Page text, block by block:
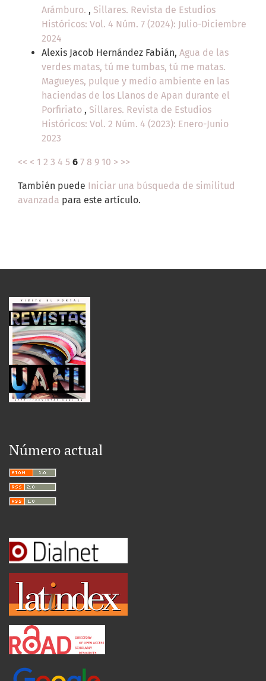
Arámburo. , Sillares. Revista de Estudios
Históricos: Vol. 4 Núm. 7 (2024): Julio-Diciembre
2024
Alexis Jacob Hernández Fabián, Agua de las
verdes matas, tú me tumbas, tú me matas.
Magueyes, pulque y medio ambiente en las
haciendas de los Llanos de Apan durante el
Porfiriato , Sillares. Revista de Estudios
Históricos: Vol. 2 Núm. 4 (2023): Enero-Junio
2023
<< < 1 2 3 4 5 6 7 8 9 10 > >>
También puede Iniciar una búsqueda de similitud
avanzada para este artículo.
Número actual